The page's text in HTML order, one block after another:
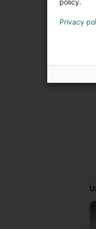
policy.
Privacy